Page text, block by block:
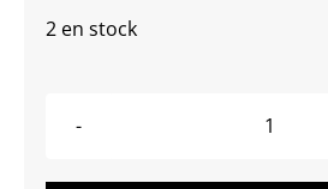
2 en stock
quantité